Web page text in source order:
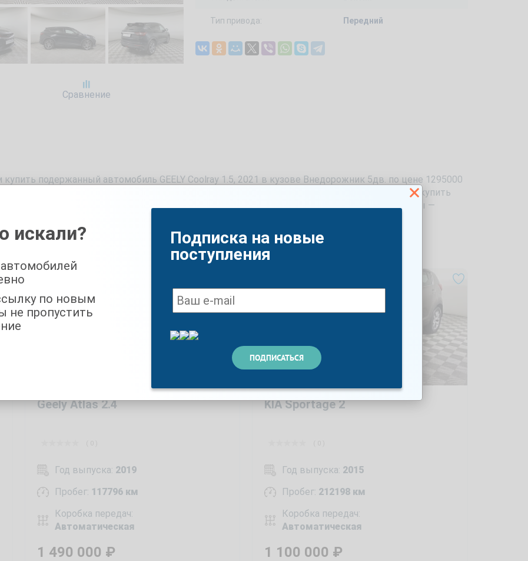
Сравнение
Тип привода: Передний
подержанный автомобиль GEELY Coolray 1.5, 2021 в кузове Внедорожник 5дв. по цене 1295000
года с пробегом 155245 км, объемом двигателя 1500 см3 и мощностью 149.6 л.с. можно купить
покупкой Вы также можете записаться на бесплатный тест-драйв. Доступный цвет машины —
Geely Atlas 2.4
Год выпуска: 2019
Пробег: 117796 км
Коробка передач:
Автоматическая
1 490 000 ₽
KIA Sportage 2
Год выпуска: 2015
Пробег: 212198 км
Коробка передач:
Автоматическая
1 100 000 ₽
искали?
по новым
не пропустить
Подписка на новые
поступления